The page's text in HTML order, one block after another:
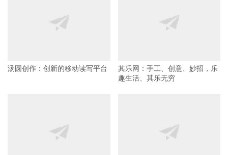
汤圆创作：创新的移动读写平台
其乐网：手工、创意、妙招，乐
趣生活、其乐无穷